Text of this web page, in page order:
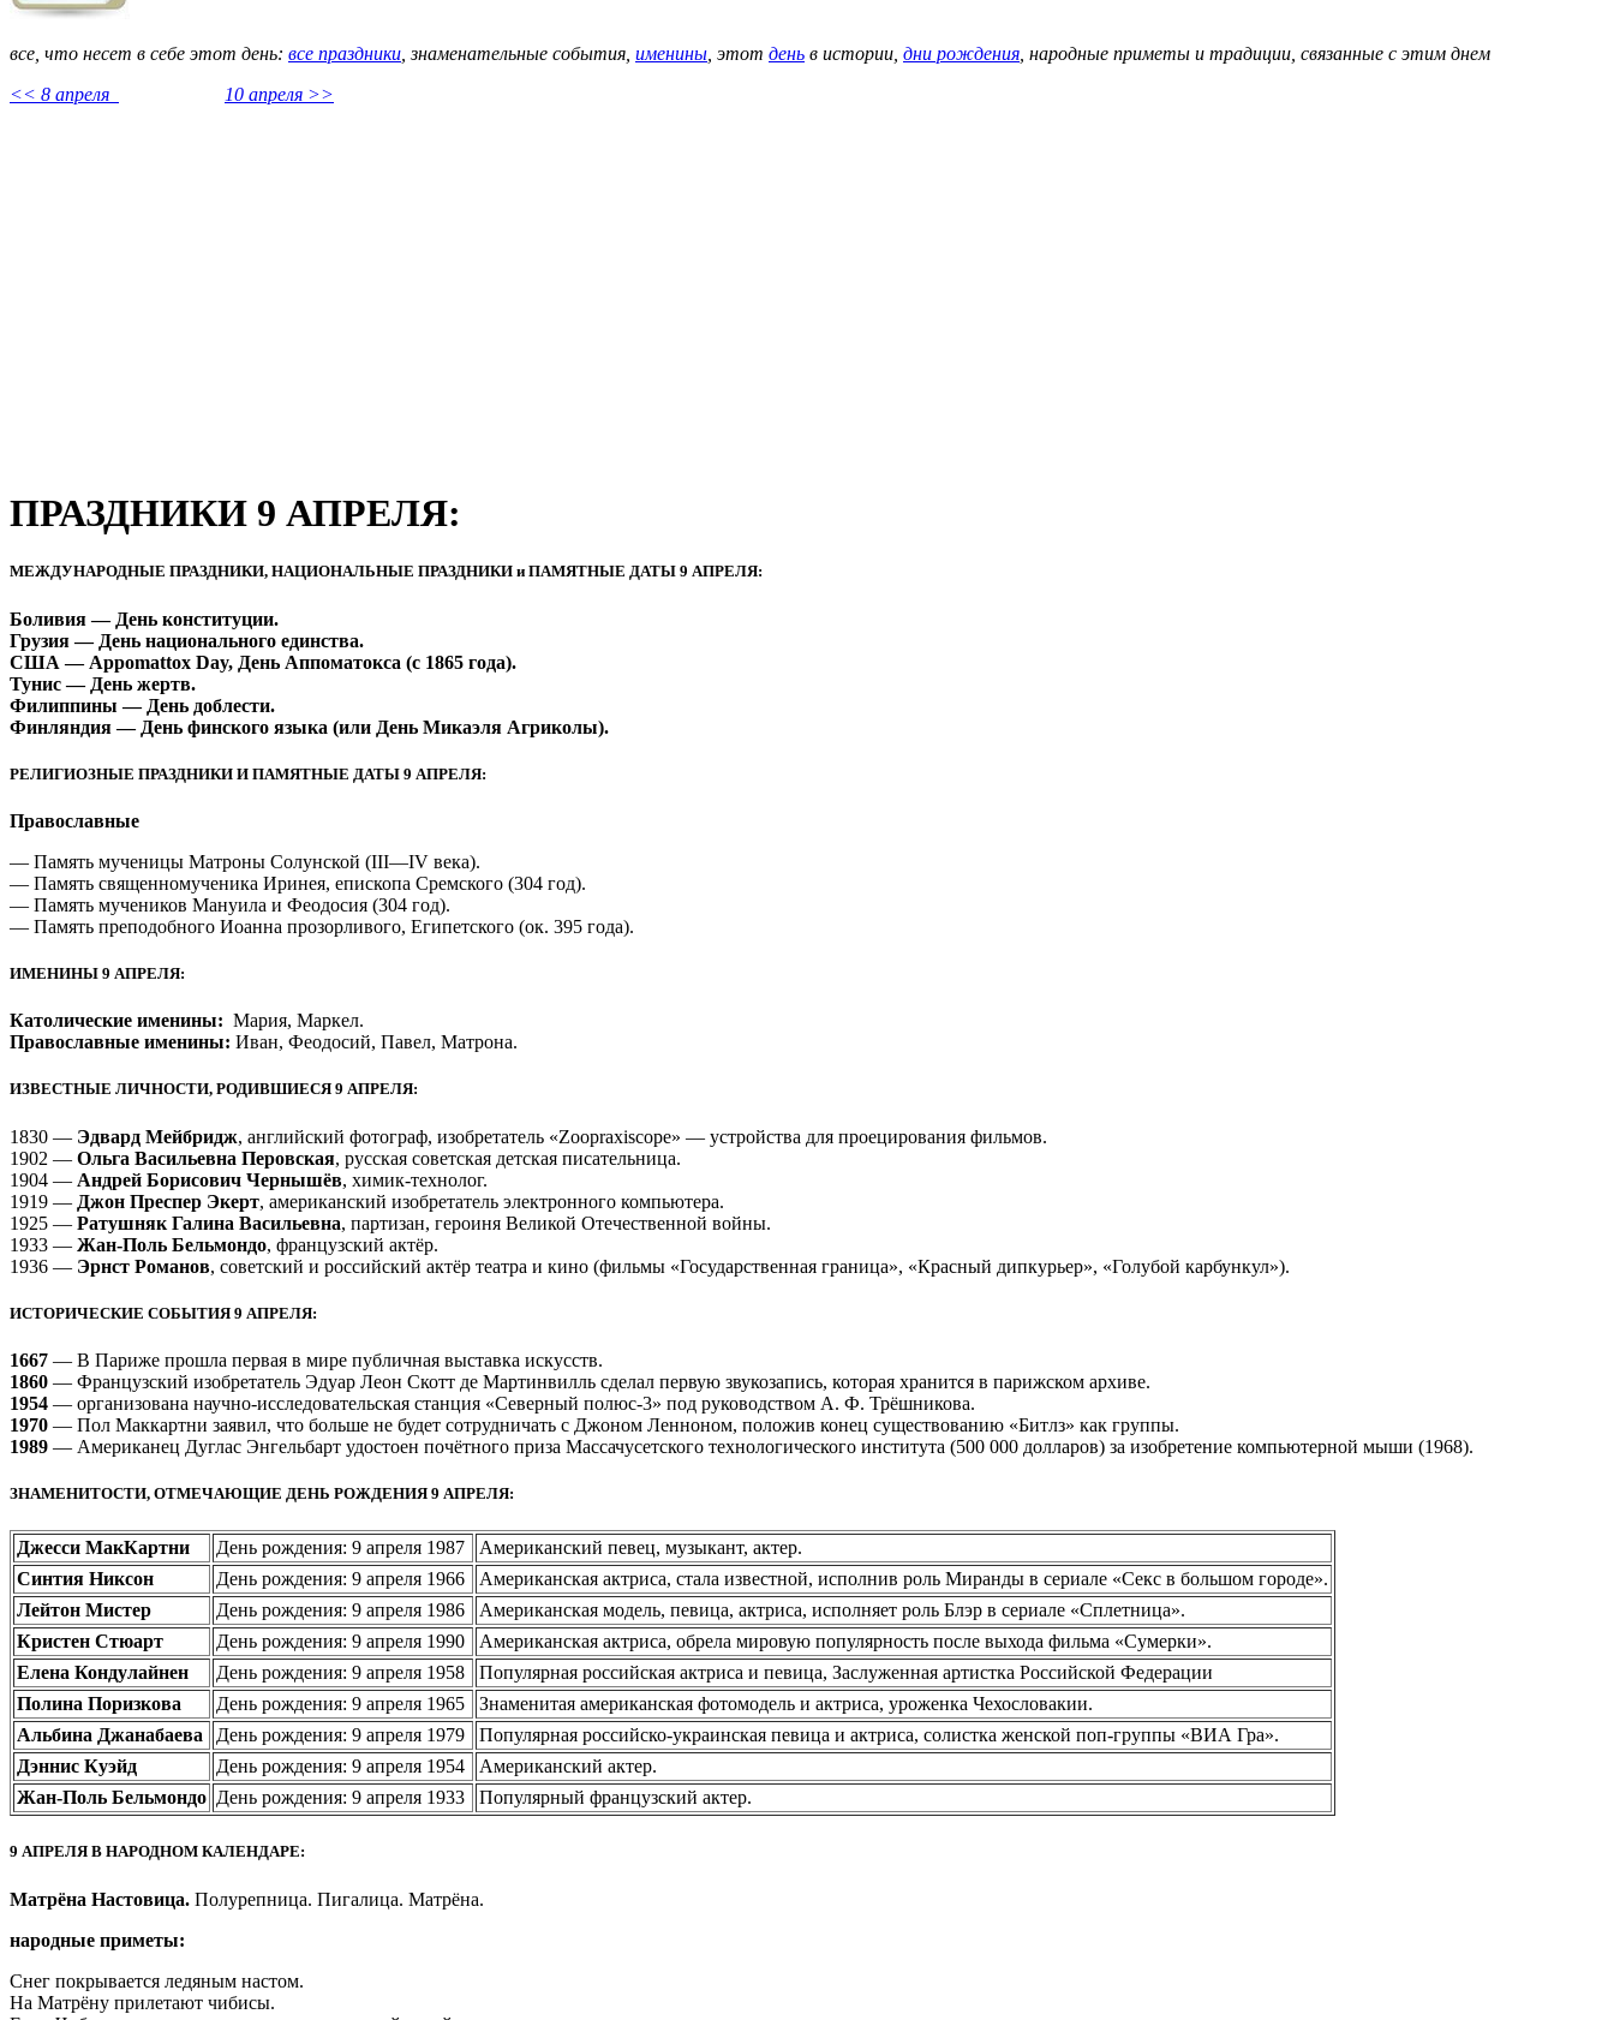
все, что несет в себе этот день: все праздники ,знаменательные события, именины , этот день в истории, дни рождения , народные приметы и традиции, связанные с этим днем
<< 8 апреля
10 апреля >>
ПРАЗДНИКИ 9 АПРЕЛЯ:
МЕЖДУНАРОДНЫЕ ПРАЗДНИКИ, НАЦИОНАЛЬНЫЕ ПРАЗДНИКИ и ПАМЯТНЫЕ ДАТЫ 9 АПРЕЛЯ:
Боливия — День конституции.
Грузия — День национального единства.
США — Appomattox Day, День Аппоматокса (с 1865 года).
Тунис — День жертв.
Филиппины — День доблести.
Финляндия — День финского языка (или День Микаэля Агриколы).
РЕЛИГИОЗНЫЕ ПРАЗДНИКИ И ПАМЯТНЫЕ ДАТЫ 9 АПРЕЛЯ:
Православные
— Память мученицы Матроны Солунской (III—IV века).
— Память священномученика Иринея, епископа Сремского (304 год).
— Память мучеников Мануила и Феодосия (304 год).
— Память преподобного Иоанна прозорливого, Египетского (ок. 395 года).
ИМЕНИНЫ 9 АПРЕЛЯ:
Католические именины: Мария, Маркел.
Православные именины: Иван, Феодосий, Павел, Матрона.
ИЗВЕСТНЫЕ ЛИЧНОСТИ, РОДИВШИЕСЯ 9 АПРЕЛЯ:
1830 — Эдвард Мейбридж, английский фотограф, изобретатель «Zoopraxiscope» — устройства для проецирования фильмов.
1902 — Ольга Васильевна Перовская, русская советская детская писательница.
1904 — Андрей Борисович Чернышёв, химик-технолог.
1919 — Джон Преспер Экерт, американский изобретатель электронного компьютера.
1925 — Ратушняк Галина Васильевна, партизан, героиня Великой Отечественной войны.
1933 — Жан-Поль Бельмондо, французский актёр.
1936 — Эрнст Романов, советский и российский актёр театра и кино (фильмы «Государственная граница», «Красный дипкурьер», «Голубой карбункул»).
ИСТОРИЧЕСКИЕ СОБЫТИЯ 9 АПРЕЛЯ:
1667 — В Париже прошла первая в мире публичная выставка искусств.
1860 — Французский изобретатель Эдуар Леон Скотт де Мартинвилль сделал первую звукозапись, которая хранится в парижском архиве.
1954 — организована научно-исследовательская станция «Северный полюс-3» под руководством А. Ф. Трёшникова.
1970 — Пол Маккартни заявил, что больше не будет сотрудничать с Джоном Ленноном, положив конец существованию «Битлз» как группы.
1989 — Американец Дуглас Энгельбарт удостоен почётного приза Массачусетского технологического института (500 000 долларов) за изобретение компьютерной мыши (1968).
ЗНАМЕНИТОСТИ, ОТМЕЧАЮЩИЕ ДЕНЬ РОЖДЕНИЯ 9 АПРЕЛЯ:
Джесси МакКартни День рождения: 9 апреля 1987
Американский певец, музыкант, актер.
Синтия Никсон
День рождения: 9 апреля 1966
Американская актриса, стала известной, исполнив роль Миранды в сериале «Секс в большом городе».
Лейтон Мистер
День рождения: 9 апреля 1986
Американская модель, певица, актриса, исполняет роль Блэр в сериале «Сплетница».
Кристен Стюарт
День рождения: 9 апреля 1990
Американская актриса, обрела мировую популярность после выхода фильма «Сумерки».
Елена Кондулайнен
День рождения: 9 апреля 1958
Популярная российская актриса и певица, Заслуженная артистка Российской Федерации
Полина Поризкова
День рождения: 9 апреля 1965
Знаменитая американская фотомодель и актриса, уроженка Чехословакии.
Альбина Джанабаева
День рождения: 9 апреля 1979
Популярная российско-украинская певица и актриса, солистка женской поп-группы «ВИА Гра».
Дэннис Куэйд
День рождения: 9 апреля 1954
Американский актер.
Жан-Поль Бельмондо День рождения: 9 апреля 1933 Популярный французский актер.
9 АПРЕЛЯ В НАРОДНОМ КАЛЕНДАРЕ:
Матрёна Настовица. Полурепница. Пигалица. Матрёна.
народные приметы:
Снег покрывается ледяным настом.
На Матрёну прилетают чибисы.